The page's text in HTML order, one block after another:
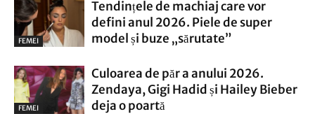
FEMEI
Tendințele de machiaj care vor
defini anul 2026. Piele de super
model și buze „sărutate”
FEMEI
Culoarea de păr a anului 2026.
Zendaya, Gigi Hadid și Hailey Bieber
deja o poartă